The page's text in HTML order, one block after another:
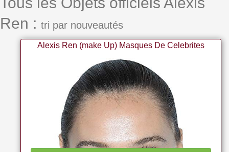
Ren : tri par nouveautés
Alexis Ren (make Up) Masques De Celebrites